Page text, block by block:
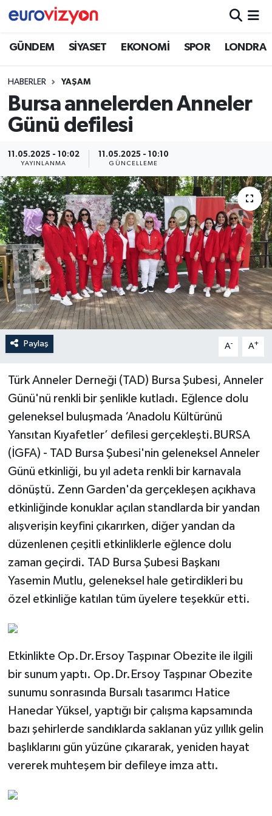
GÜNDEM SİYASET EKONOMİ SPOR LONDRA
HABERLER YAŞAM
Bursa annelerden Anneler
Günü defilesi
11.05.2025 - 10:02
YAYINLANMA
11.05.2025 - 10:10
GÜNCELLEME
Paylaş A- A+
Türk Anneler Derneği (TAD) Bursa Şubesi, Anneler
Günü'nü renkli bir şenlikle kutladı. Eğlence dolu
geleneksel buluşmada ‘Anadolu Kültürünü
Yansıtan Kıyafetler’ defilesi gerçekleşti.BURSA
(İGFA) - TAD Bursa Şubesi'nin geleneksel Anneler
Günü etkinliği, bu yıl adeta renkli bir karnavala
dönüştü. Zenn Garden'da gerçekleşen açıkhava
etkinliğinde konuklar açılan standlarda bir yandan
alışverişin keyfini çıkarırken, diğer yandan da
düzenlenen çeşitli etkinliklerle eğlence dolu
zaman geçirdi. TAD Bursa Şubesi Başkanı
Yasemin Mutlu, geleneksel hale getirdikleri bu
özel etkinliğe katılan tüm üyelere teşekkür etti.
Etkinlikte Op.Dr.Ersoy Taşpınar Obezite ile ilgili
bir sunum yaptı. Op.Dr.Ersoy Taşpınar Obezite
sunumu sonrasında Bursalı tasarımcı Hatice
Hanedar Yüksel, yaptığı bir çalışma kapsamında
bazı şehirlerde sandıklarda saklanan yüz yıllık gelin
başlıklarını gün yüzüne çıkararak, yeniden hayat
vererek muhteşem bir defileye imza attı.